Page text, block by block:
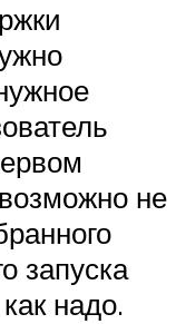
не
запуска
надо.